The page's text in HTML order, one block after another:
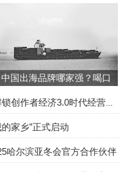
做到如此高的境界，可真
还有网友预测不会超出
中国出海品牌哪家强？喝口
家乡”正式启动
哈尔滨亚冬会官方合作伙伴